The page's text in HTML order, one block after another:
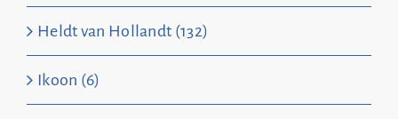
Heldt van Hollandt (132)
Ikoon (6)